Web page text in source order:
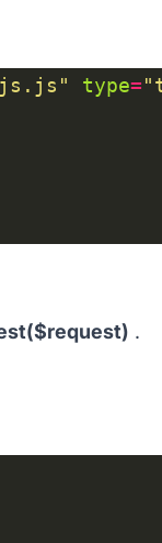
type=
.